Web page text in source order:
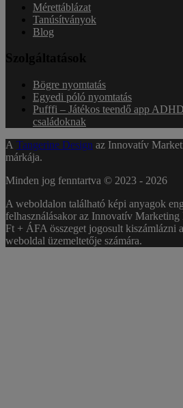
Mérettáblázat
Tanúsítványok
Blog
Szolgáltatások
Bögre nyomtatás
Egyedi póló nyomtatás
Pufffi – Játékos teendő app
családoknak
A Tangerine Design az Innovatív
márkája.
Minden jog fenntartva © 2023 - 2026
A weboldalon található képi anyagok
felhasználásakor az Innovatív
Ft + ÁFA összeget jogosult kiszámlázni
weboldal üzemeltetője számára.